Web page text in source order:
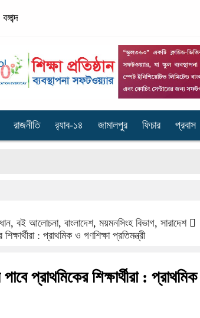
রাজনীতি র‌্যাব-১৪ জামালপুর ফিচার প্রবাস
, বই আলোচনা, বাংলাদেশ, ময়মনসিংহ বিভাগ, সারাদেশ
: প্রাথমিক ও গণশিক্ষা প্রতিমন্ত্রী
প্রাথমিকের শিক্ষার্থীরা :